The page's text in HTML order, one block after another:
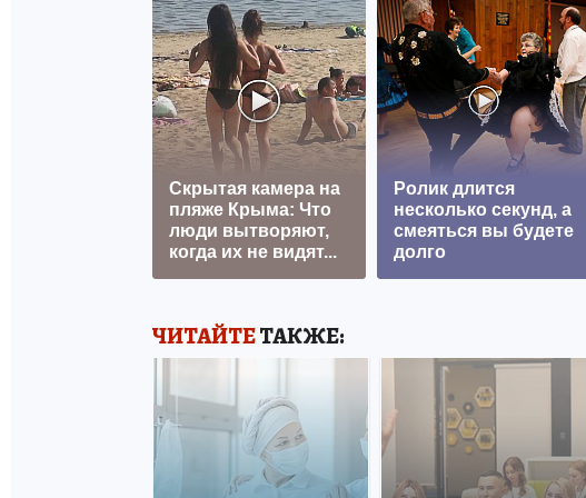
Скрытая камера на
пляже Крыма: Что
люди вытворяют,
когда их не видят...
Ролик длится
несколько секунд, а
смеяться вы будете
долго
ЧИТАЙТЕТАКЖЕ: